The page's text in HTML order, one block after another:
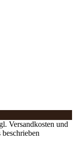
Versandkosten und